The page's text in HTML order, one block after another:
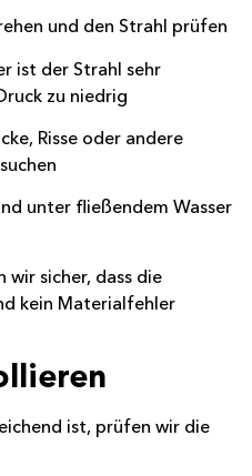
und den Strahl prüfen
ist der Strahl sehr
zu niedrig
Risse oder andere
unter fließendem Wasser
sicher, dass die
kein Material­fehler
ist, prüfen wir die